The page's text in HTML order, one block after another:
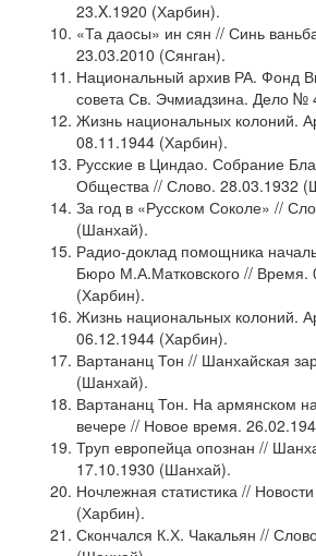
23.X.1920 (Харбин).
«Та даосы» ин сян // Синь
23.03.2010 (Сянган).
Национальный архив РА. Фонд
совета Св. Эчмиадзина. Дело №
Жизнь национальных колоний.
08.11.1944 (Харбин).
Русские в Циндао. Собрание
Общества // Слово. 28.03.1932
За год в «Русском Соколе» //
(Шанхай).
Радио-доклад помощника
Бюро М.А.Матковского // Время.
(Харбин).
Жизнь национальных колоний.
06.12.1944 (Харбин).
Вартананц Тон // Шанхайская
(Шанхай).
Вартананц Тон. На армянском
вечере // Новое время.
Труп европейца опознан //
17.10.1930 (Шанхай).
Ночлежная статистика //
(Харбин).
Скончался К.Х. Чакальян //